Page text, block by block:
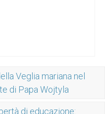
Veglia mariana nel
di Papa Wojtyla
di educazione: